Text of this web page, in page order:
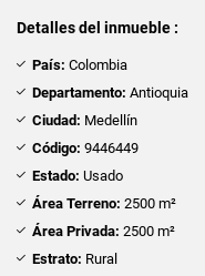
Detalles del inmueble :
País: Colombia
Departamento: Antioquia
Ciudad: Medellín
Código: 9446449
Estado: Usado
Área Terreno: 2500 m²
Área Privada: 2500 m²
Estrato: Rural